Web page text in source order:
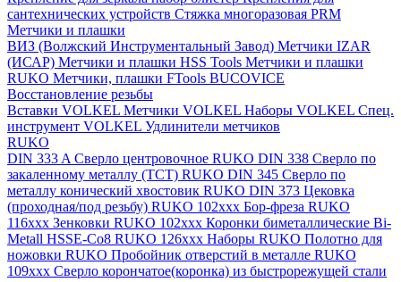
сантехнических устройств Стяжка многоразовая PRM
Метчики и плашки
ВИЗ (Волжский Инструментальный Завод) Метчики IZAR
(ИСАР) Метчики и плашки HSS Tools Метчики и плашки
RUKO Метчики, плашки FTools BUCOVICE
Восстановление резьбы
Вставки VOLKEL Метчики VOLKEL Наборы VOLKEL Спец.
инструмент VOLKEL Удлинители метчиков
RUKO
DIN 333 A Сверло центровочное RUKO DIN 338 Сверло по
закаленному металлу (ТСТ) RUKO DIN 345 Сверло по
металлу конический хвостовик RUKO DIN 373 Цековка
(проходная/под резьбу) RUKO 102xxx Бор-фреза RUKO
116xxx Зенковки RUKO 102xxx Коронки биметаллические Bi-
Metall HSSE-Co8 RUKO 126ххх Наборы RUKO Полотно для
ножовки RUKO Пробойник отверстий в металле RUKO
109ххх Сверло корончатое(коронка) из быстрорежущей стали